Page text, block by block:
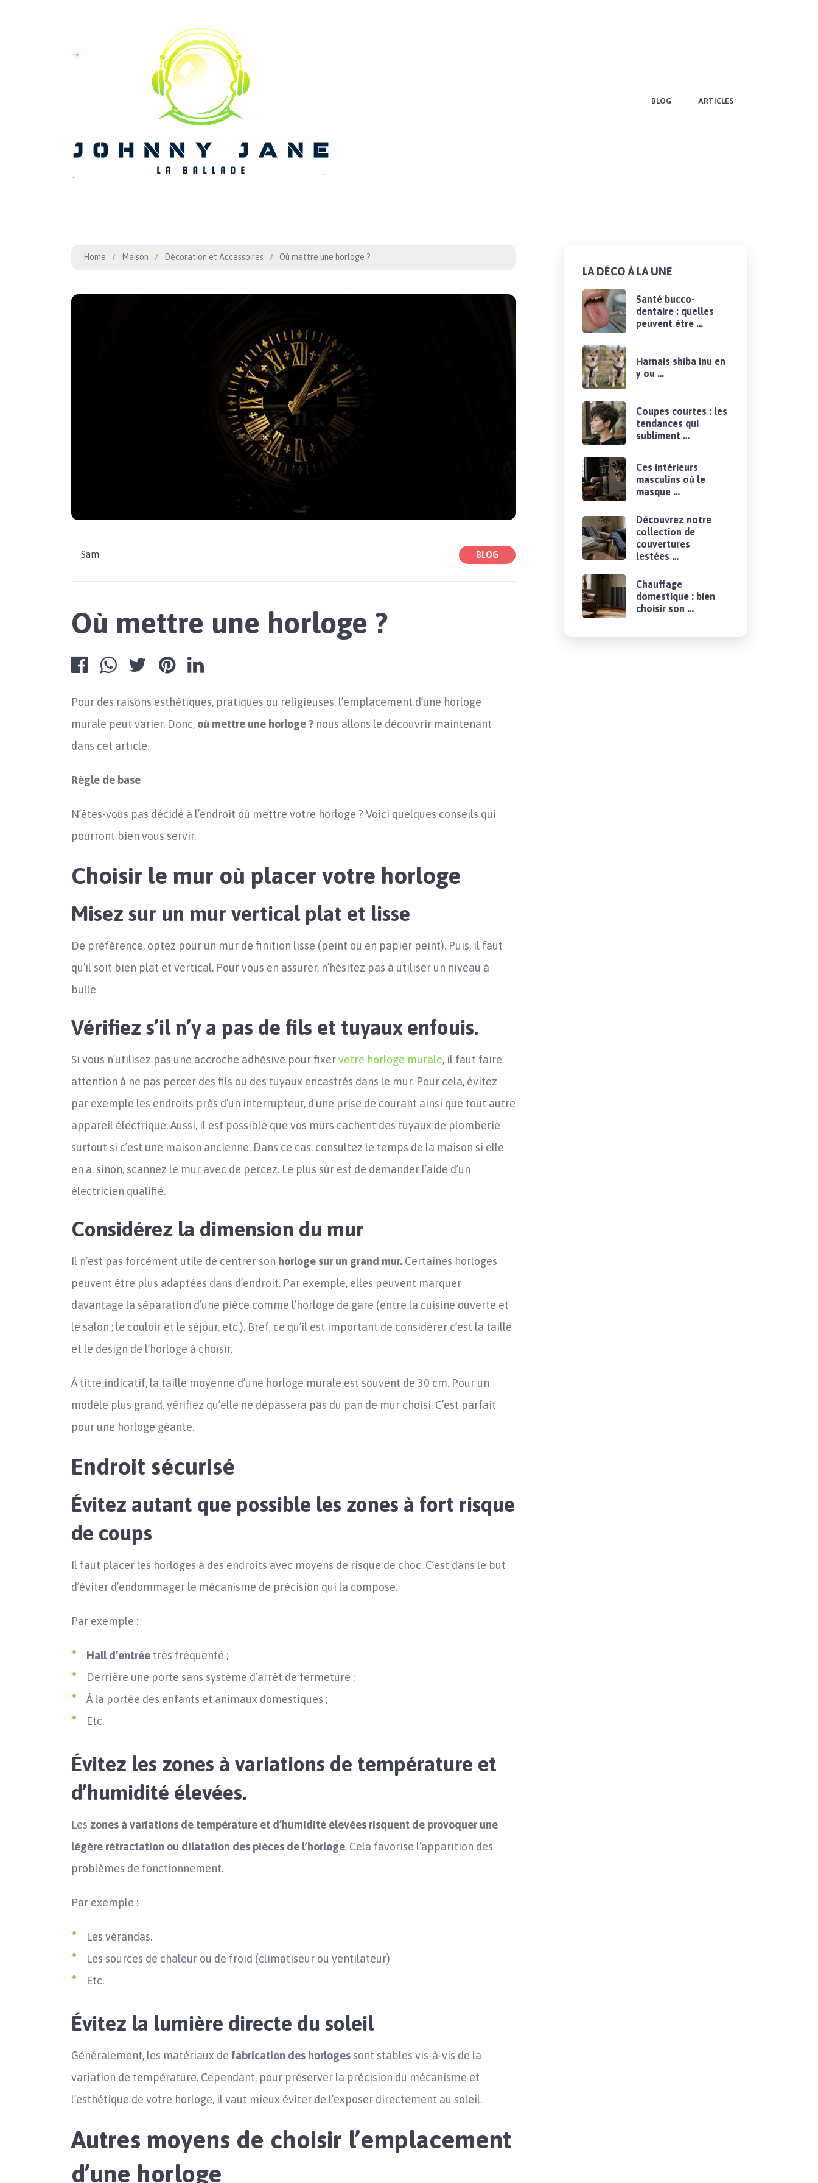
BLOG ARTICLES
Home Maison Décoration et Accessoires Où mettre une horloge ?
Sam BLOG
Où mettre une horloge ?
Pour des raisons esthétiques, pratiques ou religieuses, l’emplacement d’une horloge
murale peut varier. Donc, où mettre une horloge ? nous allons le découvrir maintenant
dans cet article.
Règle de base
N’êtes-vous pas décidé à l’endroit où mettre votre horloge ? Voici quelques conseils qui
pourront bien vous servir.
Choisir le mur où placer votre horloge
Misez sur un mur vertical plat et lisse
De préférence, optez pour un mur de finition lisse (peint ou en papier peint). Puis, il faut
qu’il soit bien plat et vertical. Pour vous en assurer, n’hésitez pas à utiliser un niveau à
bulle
Vérifiez s’il n’y a pas de fils et tuyaux enfouis.
Si vous n’utilisez pas une accroche adhésive pour fixervotre horloge murale, il faut faire
attention à ne pas percer des fils ou des tuyaux encastrés dans le mur. Pour cela, évitez
par exemple les endroits près d’un interrupteur, d’une prise de courant ainsi que tout autre
appareil électrique. Aussi, il est possible que vos murs cachent des tuyaux de plomberie
surtout si c’est une maison ancienne. Dans ce cas, consultez le temps de la maison si elle
en a. sinon, scannez le mur avec de percez. Le plus sûr est de demander l’aide d’un
électricien qualifié.
Considérez la dimension du mur
Il n’est pas forcément utile de centrer son horloge sur un grand mur. Certaines horloges
peuvent être plus adaptées dans d’endroit. Par exemple, elles peuvent marquer
davantage la séparation d’une pièce comme l’horloge de gare (entre la cuisine ouverte et
le salon ; le couloir et le séjour, etc.). Bref, ce qu’il est important de considérer c’est la taille
et le design de l’horloge à choisir.
À titre indicatif, la taille moyenne d’une horloge murale est souvent de 30 cm. Pour un
modèle plus grand, vérifiez qu’elle ne dépassera pas du pan de mur choisi. C’est parfait
pour une horloge géante.
Endroit sécurisé
Évitez autant que possible les zones à fort risque
de coups
Il faut placer les horloges à des endroits avec moyens de risque de choc. C’est dans le but
d’éviter d’endommager le mécanisme de précision qui la compose.
Par exemple :
Hall d’entrée très fréquenté ;
Derrière une porte sans système d’arrêt de fermeture ;
À la portée des enfants et animaux domestiques ;
Etc.
Évitez les zones à variations de température et
d’humidité élevées.
Les zones à variations de température et d’humidité élevées risquent de provoquer une
légère rétractation ou dilatation des pièces de l’horloge. Cela favorise l’apparition des
problèmes de fonctionnement.
Par exemple :
Les vérandas.
Les sources de chaleur ou de froid (climatiseur ou ventilateur)
Etc.
Évitez la lumière directe du soleil
Généralement, les matériaux de fabrication des horloges sont stables vis-à-vis de la
variation de température. Cependant, pour préserver la précision du mécanisme et
l’esthétique de votre horloge, il vaut mieux éviter de l’exposer directement au soleil.
Autres moyens de choisir l’emplacement
d’une horloge
LA DÉCO À LA UNE
Santé bucco-
dentaire : quelles
peuvent être …
Harnais shiba inu en
y ou …
Coupes courtes : les
tendances qui
subliment …
Ces intérieurs
masculins où le
masque …
Découvrez notre
collection de
couvertures
lestées …
Chauffage
domestique : bien
choisir son …